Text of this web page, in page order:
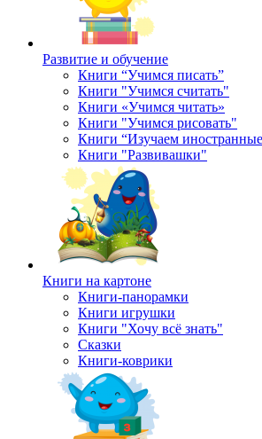
Развитие и обучение
Книги “Учимся писать”
Книги "Учимся считать"
Книги «Учимся читать»
Книги "Учимся рисовать"
Книги “Изучаем
Книги "Развивашки"
Книги на картоне
Книги-панорамки
Книги игрушки
Книги "Хочу всё знать"
Сказки
Книги-коврики